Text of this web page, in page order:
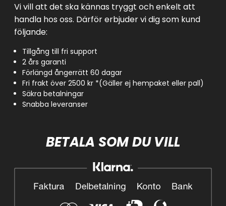
Vi vill att det ska kännas tryggt och enkelt att
handla hos oss. Därför erbjuder vi dig som kund
följande:
Tillgång till fri support
2 års garanti
Förlängd ångerrätt 60 dagar
Fri frakt över 2500 kr *(Gäller ej hempaket eller pall)
Säkra betalningar
Snabba leveranser
BETALA SOM DU VILL